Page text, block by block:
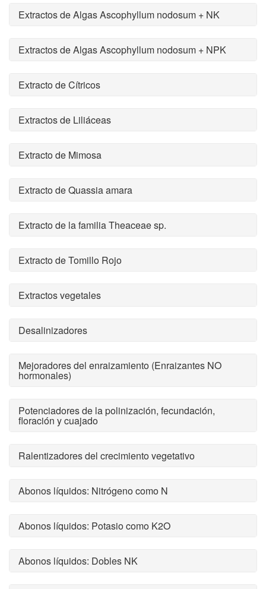
Extractos de Algas Ascophyllum nodosum + NK
Extractos de Algas Ascophyllum nodosum + NPK
Extracto de Cítricos
Extractos de Liliáceas
Extracto de Mimosa
Extracto de Quassia amara
Extracto de la familia Theaceae sp.
Extracto de Tomillo Rojo
Extractos vegetales
Desalinizadores
Mejoradores del enraizamiento (Enraizantes NO
hormonales)
Potenciadores de la polinización, fecundación,
floración y cuajado
Ralentizadores del crecimiento vegetativo
Abonos líquidos: Nitrógeno como N
Abonos líquidos: Potasio como K2O
Abonos líquidos: Dobles NK